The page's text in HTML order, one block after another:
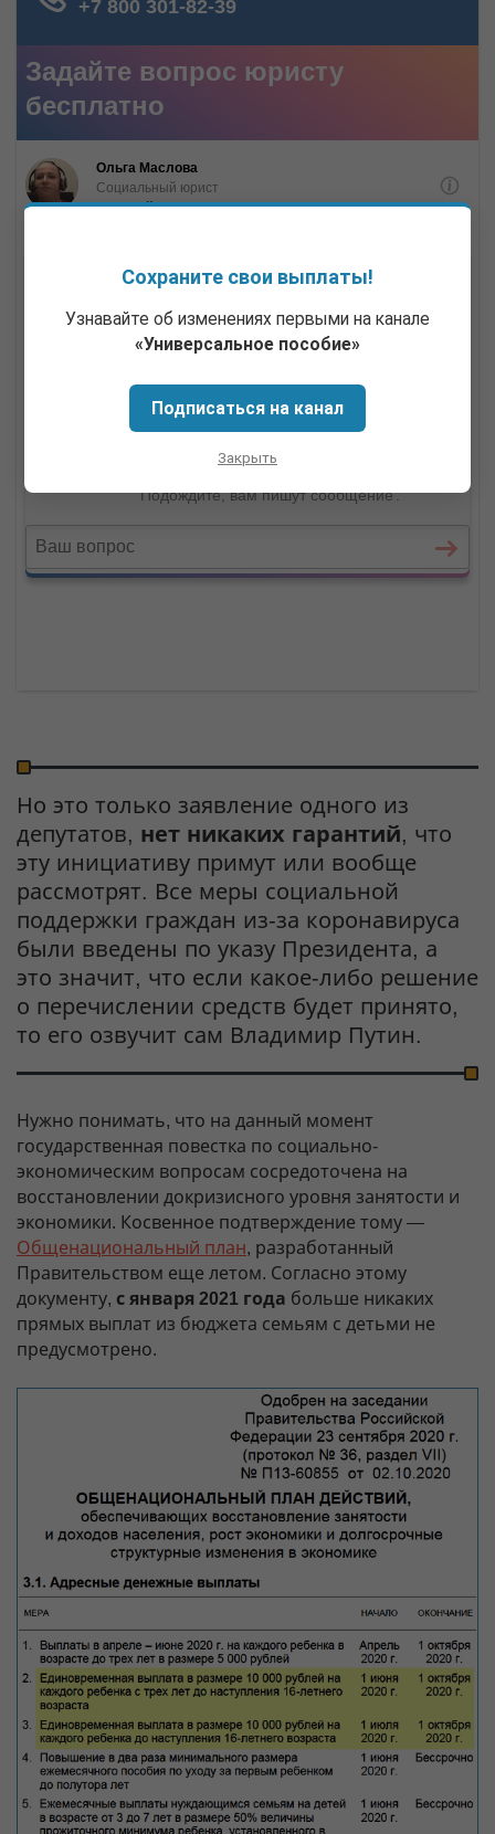
Но это только заявление одного из
депутатов, нет никаких гарантий, что
эту инициативу примут или вообще
рассмотрят. Все меры социальной
поддержки граждан из-за коронавируса
были введены по указу Президента, а
это значит, что если какое-либо решение
о перечислении средств будет принято,
то его озвучит сам Владимир Путин.
Нужно понимать, что на данный момент
государственная повестка по социально-
экономическим вопросам сосредоточена на
восстановлении докризисного уровня занятости и
экономики. Косвенное подтверждение тому —
Общенациональный план, разработанный
Правительством еще летом. Согласно этому
документу, с января 2021 года больше никаких
прямых выплат из бюджета семьям с детьми не
предусмотрено.
Сохраните свои выплаты!
Узнавайте об изменениях первыми на канале
«Универсальное пособие»
Подписаться на канал
Закрыть